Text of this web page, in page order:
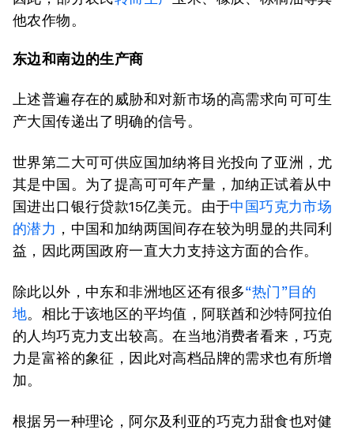
他农作物。
东边和南边的生产商
上述普遍存在的威胁和对新市场的高需求向可可生
产大国传递出了明确的信号。
世界第二大可可供应国加纳将目光投向了亚洲，尤
其是中国。为了提高可可年产量，加纳正试着从中
国进出口银行贷款15亿美元。由于中国巧克力市场
的潜力 ，中国和加纳两国间存在较为明显的共同利
益，因此两国政府一直大力支持这方面的合作。
除此以外，中东和非洲地区还有很多“热门”目的
地。相比于该地区的平均值，阿联酋和沙特阿拉伯
的人均巧克力支出较高。在当地消费者看来，巧克
力是富裕的象征，因此对高档品牌的需求也有所增
加。
根据另一种理论，阿尔及利亚的巧克力甜食也对健